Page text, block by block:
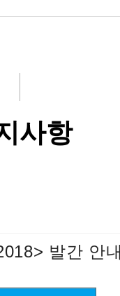
사항
발간 안내